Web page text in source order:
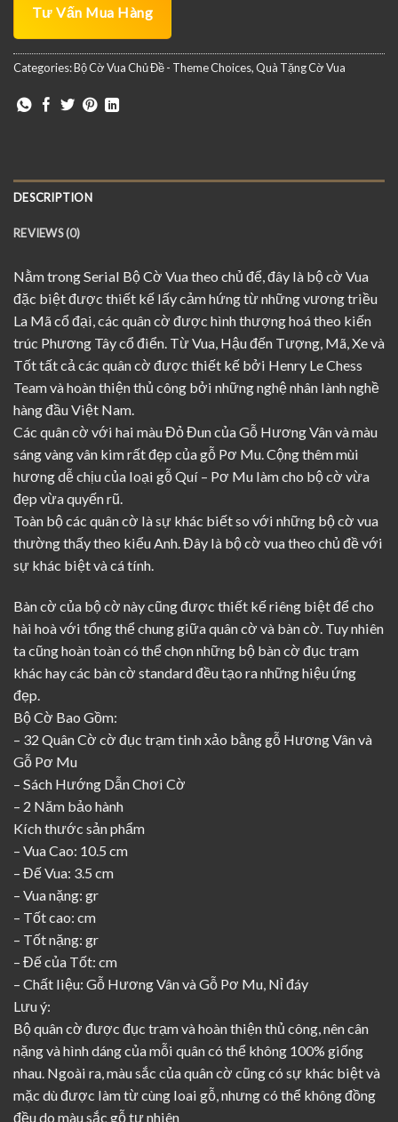
Tư Vấn Mua Hàng
Categories:Bộ Cờ Vua Chủ Đề - Theme Choices,Quà Tặng Cờ Vua
DESCRIPTION
REVIEWS (0)
Nằm trong Serial Bộ Cờ Vua theo chủ để, đây là bộ cờ Vua
đặc biệt được thiết kế lấy cảm hứng từ những vương triều
La Mã cổ đại, các quân cờ được hình thượng hoá theo kiến
trúc Phương Tây cổ điển. Từ Vua, Hậu đến Tượng, Mã, Xe và
Tốt tất cả các quân cờ được thiết kế bởi Henry Le Chess
Team và hoàn thiện thủ công bởi những nghệ nhân lành nghề
hàng đầu Việt Nam.
Các quân cờ với hai màu Đỏ Đun của Gỗ Hương Vân và màu
sáng vàng vân kim rất đẹp của gỗ Pơ Mu. Cộng thêm mùi
hương dễ chịu của loại gỗ Quí – Pơ Mu làm cho bộ cờ vừa
đẹp vừa quyến rũ.
Toàn bộ các quân cờ là sự khác biết so với những bộ cờ vua
thường thấy theo kiểu Anh. Đây là bộ cờ vua theo chủ đề với
sự khác biệt và cá tính.
Bàn cờ của bộ cờ này cũng được thiết kế riêng biệt để cho
hài hoà với tổng thể chung giữa quân cờ và bàn cờ. Tuy nhiên
ta cũng hoàn toàn có thể chọn những bộ bàn cờ đục trạm
khác hay các bàn cờ standard đều tạo ra những hiệu ứng
đẹp.
Bộ Cờ Bao Gồm:
– 32 Quân Cờ cờ đục trạm tinh xảo bằng gỗ Hương Vân và
Gỗ Pơ Mu
– Sách Hướng Dẫn Chơi Cờ
– 2 Năm bảo hành
Kích thước sản phẩm
– Vua Cao: 10.5 cm
– Đế Vua: 3.5 cm
– Vua nặng: gr
– Tốt cao: cm
– Tốt nặng: gr
– Đế của Tốt: cm
– Chất liệu: Gỗ Hương Vân và Gỗ Pơ Mu, Nỉ đáy
Lưu ý:
Bộ quân cờ được đục trạm và hoàn thiện thủ công, nên cân
nặng và hình dáng của mỗi quân có thể không 100% giống
nhau. Ngoài ra, màu sắc của quân cờ cũng có sự khác biệt và
mặc dù được làm từ cùng loai gỗ, nhưng có thể không đồng
đều do màu sắc gỗ tự nhiên